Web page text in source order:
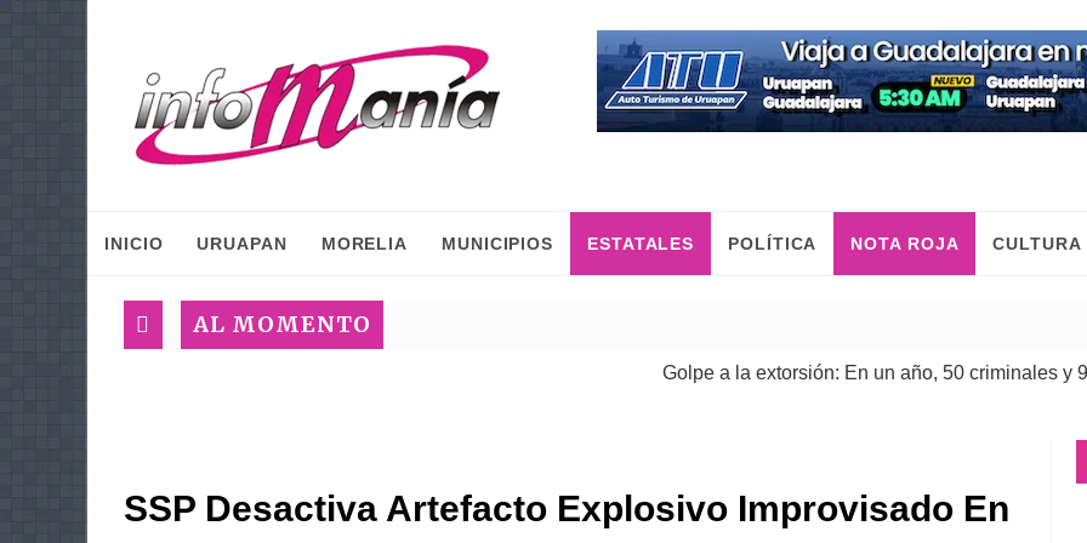
INICIO URUAPAN MORELIA MUNICIPIOS ESTATALES POLÍTICA NOTA ROJA CULTURA
AL MOMENTO
Golpe a la extorsión: En un año, 50 criminales y 9
SSP Desactiva Artefacto Explosivo Improvisado En